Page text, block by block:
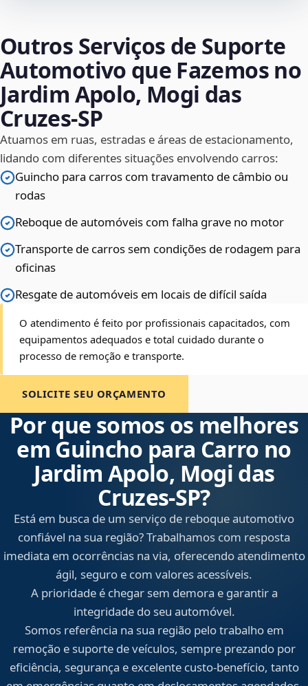
Outros Serviços de Suporte
Automotivo que Fazemos no
Jardim Apolo, Mogi das
Cruzes‑SP
Atuamos em ruas, estradas e áreas de estacionamento,
lidando com diferentes situações envolvendo carros:
Guincho para carros com travamento de câmbio ou
rodas
Reboque de automóveis com falha grave no motor
Transporte de carros sem condições de rodagem para
oficinas
Resgate de automóveis em locais de difícil saída
O atendimento é feito por profissionais capacitados, com
equipamentos adequados e total cuidado durante o
processo de remoção e transporte.
SOLICITE SEU ORÇAMENTO
Por que somos os melhores
em Guincho para Carro no
Jardim Apolo, Mogi das
Cruzes‑SP?
Está em busca de um serviço de reboque automotivo
confiável na sua região? Trabalhamos com resposta
imediata em ocorrências na via, oferecendo atendimento
ágil, seguro e com valores acessíveis.
A prioridade é chegar sem demora e garantir a
integridade do seu automóvel.
Somos referência na sua região pelo trabalho em
remoção e suporte de veículos, sempre prezando por
eficiência, segurança e excelente custo-benefício, tanto